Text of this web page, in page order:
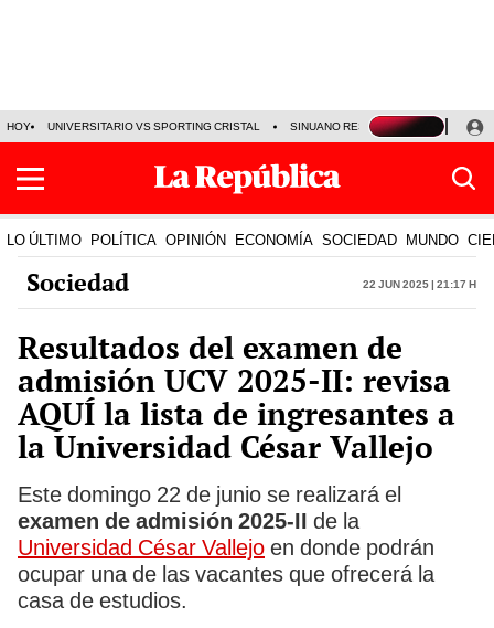
HOY UNIVERSITARIO VS SPORTING CRISTAL SINUANO RESULTADOS HOY
LO ÚLTIMO POLÍTICA OPINIÓN ECONOMÍA SOCIEDAD MUNDO
Sociedad 22 Jun 2025 | 21:17 h
Resultados del examen de
admisión UCV 2025-II: revisa
AQUÍ la lista de ingresantes a
la Universidad César Vallejo
Este domingo 22 de junio se realizará el
examen de admisión 2025-II de la
Universidad César Vallejo en donde podrán
ocupar una de las vacantes que ofrecerá la
casa de estudios.